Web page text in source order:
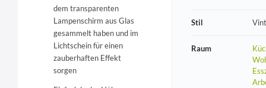
dem transparenten
Lampenschirm aus Glas
gesammelt haben und im
Lichtschein für einen
zauberhaften Effekt
sorgen
Stil
Raum